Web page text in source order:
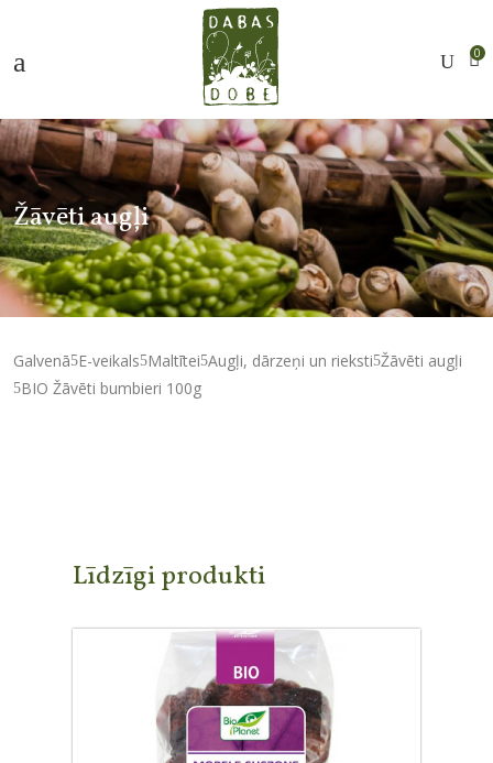
0
Žāvēti augļi
Galvenā E-veikals Maltītei Augļi, dārzeņi un rieksti Žāvēti augļi
BIO Žāvēti bumbieri 100g
Līdzīgi produkti